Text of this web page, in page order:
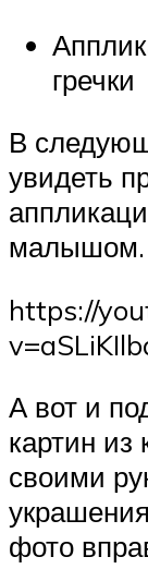
гречки
В
увидеть
малышом.
https://
А вот и
картин
своими
фото